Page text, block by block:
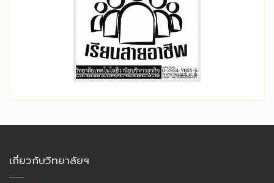
เกี่ยวกับวิทยาลัยฯ